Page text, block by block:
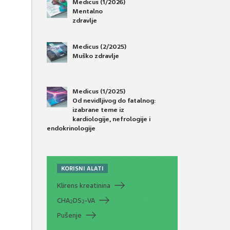
Medicus (1/2026)
Mentalno
zdravlje
Medicus (2/2025)
Muško zdravlje
Medicus (1/2025)
Od nevidljivog do fatalnog:
izabrane teme iz
kardiologije, nefrologije i
endokrinologije
KORISNI ALATI
Klirens kreatinina
CHA2DS2-VA
Pušenje